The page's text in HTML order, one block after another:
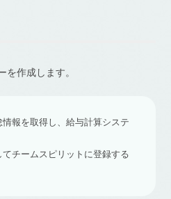
を作成します。
報を取得し、給与計算システ
チームスピリットに登録する